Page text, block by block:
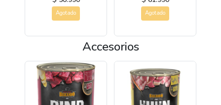
Agotado Agotado
Accesorios